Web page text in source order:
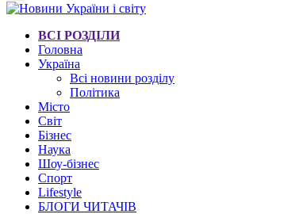
ВСІ РОЗДІЛИ
Головна
Україна
Всі новини розділу
Політика
Місто
Світ
Бізнес
Наука
Шоу-бізнес
Спорт
Lifestyle
БЛОГИ ЧИТАЧІВ